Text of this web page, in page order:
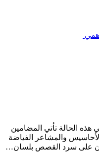
الحالة تأتي المضامين
والمشاعر الفياضة
على سرد القصص بلسان…